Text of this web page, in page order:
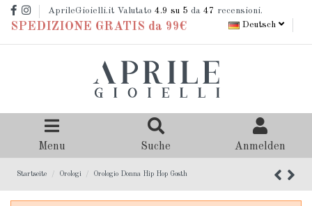
AprileGioielli.it Valutato 4.9 su 5 da 47 recensioni.
SPEDIZIONE GRATIS da 99€ Deutsch
Menu Suche Anmelden
Startseite Orologi Orologio Donna Hip Hop Gosth